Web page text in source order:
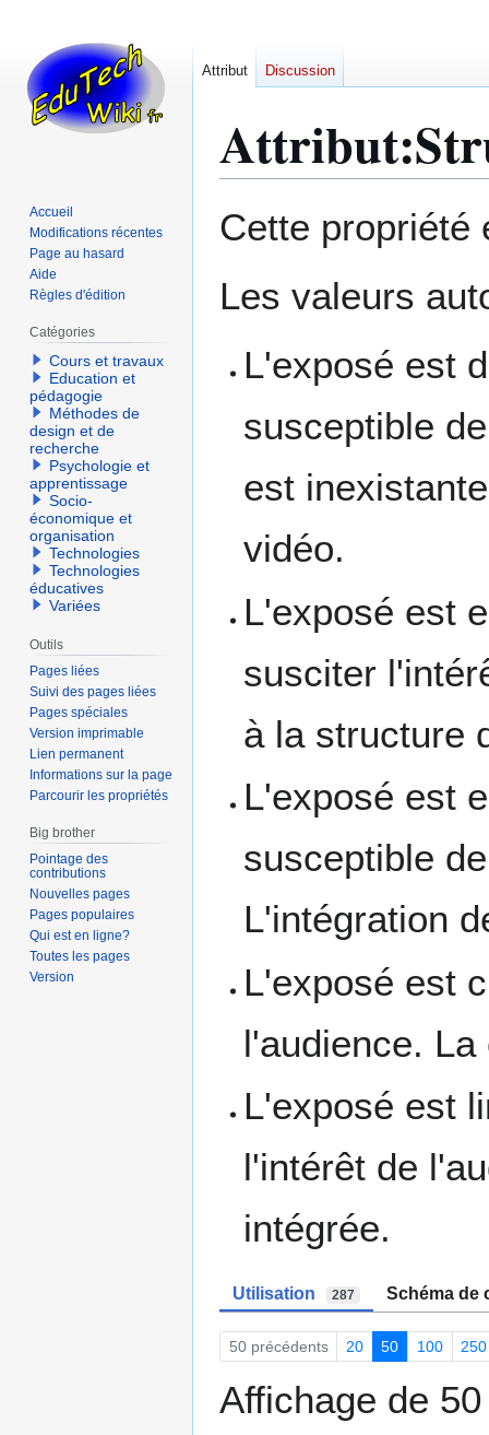
à
navigation
à
recherche
Cette
Les valeurs
L'exposé est
susceptible
est
vidéo.
L'exposé est
susciter
à la structure
L'exposé est
susceptible
L'intégration
L'exposé est
l'audience.
L'exposé est
l'intérêt de
intégrée.
Utilisation 287 Schéma de
50 précédents 20 50 100 250
Affichage de
Attribut Discussion
Accueil
Modifications récentes
Page au hasard
Aide
Règles d'édition
Catégories
Cours et travaux
Education et
pédagogie
Méthodes de
design et de
recherche
Psychologie et
apprentissage
Socio-
économique et
organisation
Technologies
Technologies
éducatives
Variées
Outils
Pages liées
Suivi des pages liées
Pages spéciales
Version imprimable
Lien permanent
Informations sur la page
Parcourir les propriétés
Big brother
Pointage des
contributions
Nouvelles pages
Pages populaires
Qui est en ligne?
Toutes les pages
Version